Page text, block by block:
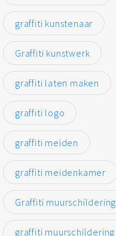
graffiti kunstenaar
Graffiti kunstwerk
graffiti laten maken
graffiti logo
graffiti meiden
graffiti meidenkamer
Graffiti muurschildering
graffiti muurschildering